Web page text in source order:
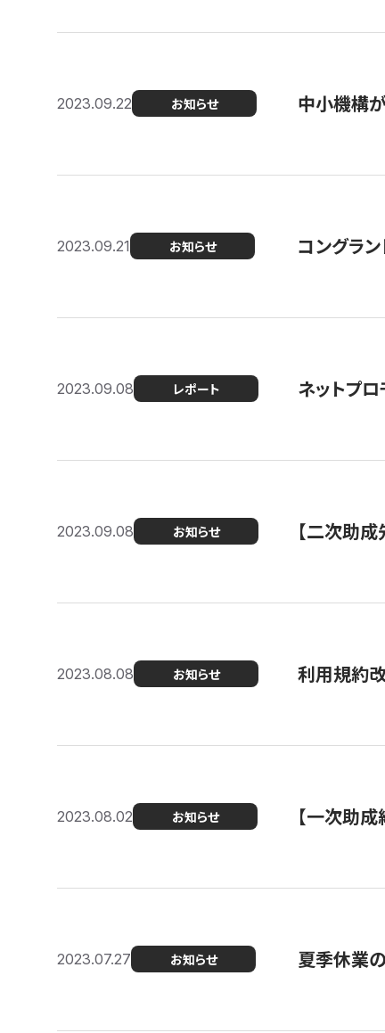
2023.09.22 お知らせ 中小機構
2023.09.21 お知らせ コングラ
2023.09.08 レポート ネットプ
2023.09.08 お知らせ 【二次助
2023.08.08 お知らせ 利用規約
2023.08.02 お知らせ 【一次助
2023.07.27 お知らせ 夏季休業